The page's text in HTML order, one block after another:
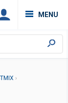
MENU
›